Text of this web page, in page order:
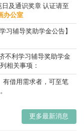
日及通识奖章 认证请至
办公室
习辅导奖助学金公告】
不利学习辅导奖助学金
相关事项：
有借用需求者，可至笔
更多最新消息